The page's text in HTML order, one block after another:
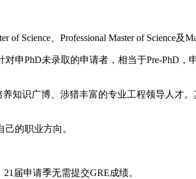
、Professional Master of Science及
PhD未录取的申请者，相当于Pre-PhD，申
识广博、涉猎丰富的专业工程领导人才
的职业方向。
届申请季无需提交GRE成绩。